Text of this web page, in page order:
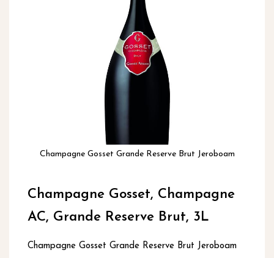
Champagne Gosset Grande Reserve Brut Jeroboam
het
begin
van
afbeeldingen-
Champagne Gosset, Champagne
AC, Grande Reserve Brut, 3L
Champagne Gosset Grande Reserve Brut Jeroboam